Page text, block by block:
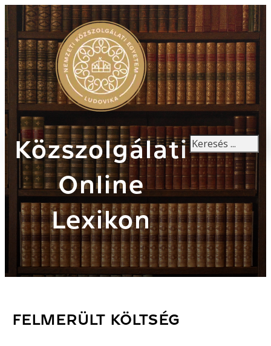
Közszolgálati
Online
Lexikon
Keresés
FELMERÜLT KÖLTSÉG